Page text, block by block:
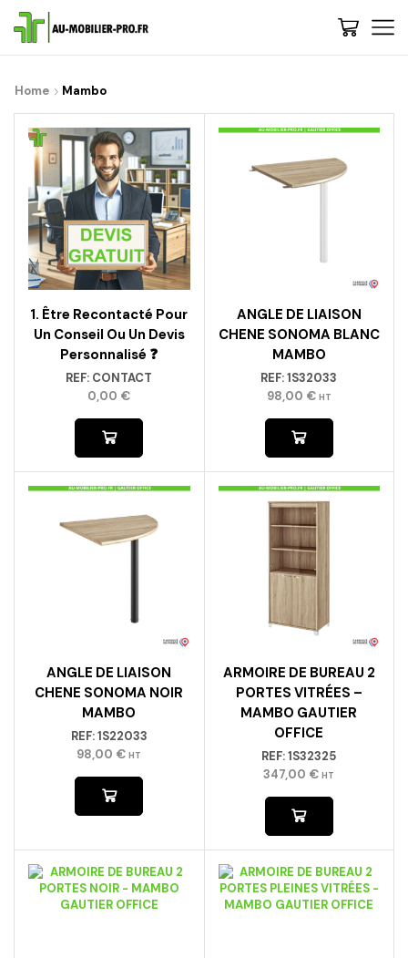
Home Mambo
1. Être Recontacté Pour
Un Conseil Ou Un Devis
Personnalisé ❓
REF: CONTACT
0,00 €
ANGLE DE LIAISON
CHENE SONOMA BLANC
MAMBO
REF:1S32033
98,00 € HT
ANGLE DE LIAISON
CHENE SONOMA NOIR
MAMBO
REF:1S22033
98,00 € HT
ARMOIRE DE BUREAU 2
PORTES VITRÉES –
MAMBO GAUTIER
OFFICE
REF:1S32325
347,00 € HT